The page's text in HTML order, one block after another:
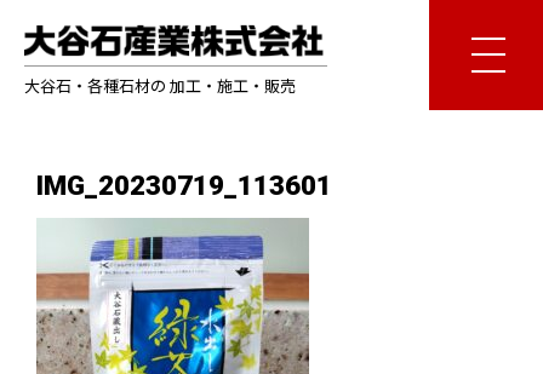
大谷石・各種石材の 加工・施工・販売
IMG_20230719_113601